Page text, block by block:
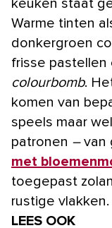
keuken staat
Warme tinten
donkergroen
frisse pastellen
colourbomb.
komen van
speels maar
patronen –van
met
toegepast
rustige vlakken.
LEES OOK